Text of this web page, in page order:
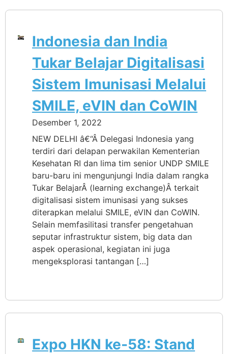
Indonesia dan India
Tukar Belajar Digitalisasi
Sistem Imunisasi Melalui
SMILE, eVIN dan CoWIN
Desember 1, 2022
NEW DELHI â€“Â Delegasi Indonesia yang
terdiri dari delapan perwakilan Kementerian
Kesehatan RI dan lima tim senior UNDP SMILE
baru-baru ini mengunjungi India dalam rangka
Tukar BelajarÂ (learning exchange)Â terkait
digitalisasi sistem imunisasi yang sukses
diterapkan melalui SMILE, eVIN dan CoWIN.
Selain memfasilitasi transfer pengetahuan
seputar infrastruktur sistem, big data dan
aspek operasional, kegiatan ini juga
mengeksplorasi tantangan […]
Expo HKN ke-58: Stand